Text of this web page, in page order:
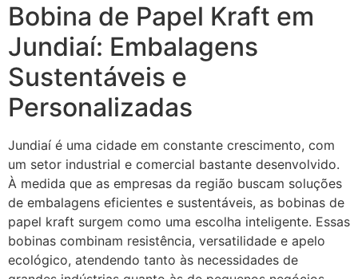
Bobina de Papel Kraft em
Jundiaí: Embalagens
Sustentáveis e
Personalizadas
Jundiaí é uma cidade em constante crescimento, com
um setor industrial e comercial bastante desenvolvido.
À medida que as empresas da região buscam soluções
de embalagens eficientes e sustentáveis, as bobinas de
papel kraft surgem como uma escolha inteligente. Essas
bobinas combinam resistência, versatilidade e apelo
ecológico, atendendo tanto às necessidades de